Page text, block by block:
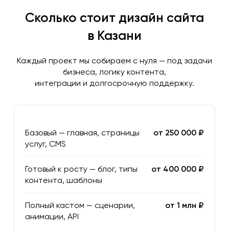
Сколько стоит дизайн сайта
в Казани
Каждый проект мы собираем с нуля — под задачи
бизнеса, логику контента,
интеграции и долгосрочную поддержку.
Базовый — главная, страницы
услуг, CMS
от 250 000 ₽
Готовый к росту — блог, типы
контента, шаблоны
от 400 000 ₽
Полный кастом — сценарии,
анимации, API
от 1 млн ₽